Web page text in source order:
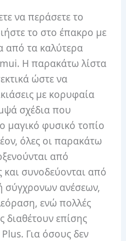
να περάσετε το
το στο έπακρο με
από τα καλύτερα
Η παρακάτω λίστα
ώστε να
με κορυφαία
σχέδια που
μαγικό φυσικό τοπίο
όλες οι παρακάτω
από
και συνοδεύονται από
σύγχρονων ανέσεων,
ενώ πολλές
διαθέτουν επίσης
Για όσους δεν